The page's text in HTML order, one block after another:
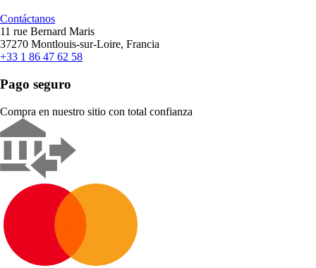
Contáctanos
11 rue Bernard Maris
37270 Montlouis-sur-Loire, Francia
+33 1 86 47 62 58
Pago seguro
Compra en nuestro sitio con total confianza